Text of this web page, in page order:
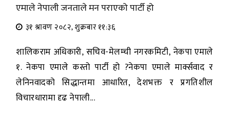
एमाले नेपाली जनताले मन पराएको पार्टी हो
३१ श्रावण २०८२, शुक्रबार ११:३६
शालिकराम अधिकारी, सचिव-मेलम्ची नगरकमिटी, नेकपा एमाले
१. नेकपा एमाले कस्तो पार्टी हो ?नेकपा एमाले मार्क्सवाद र
लेनिनवादको सिद्धान्तमा आधारित, देशभक्त र प्रगतिशील
विचारधारामा दृढ नेपाली...